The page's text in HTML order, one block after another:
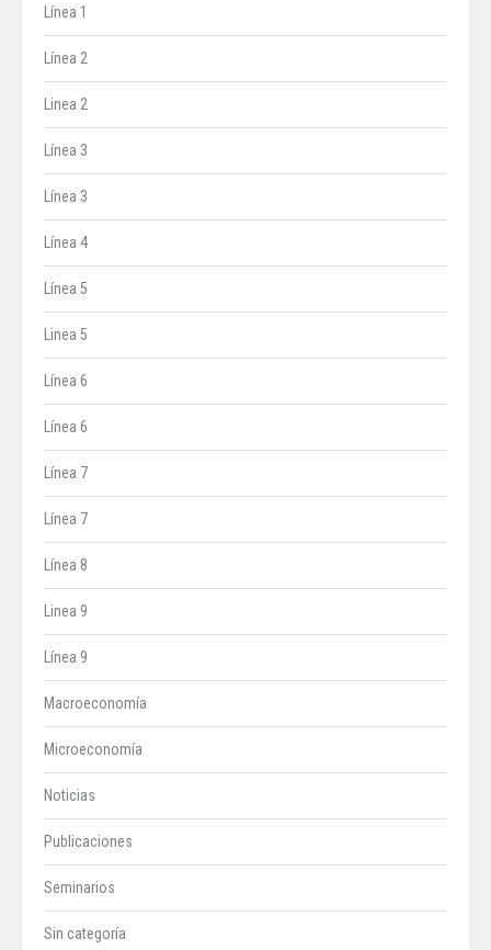
Línea 1
Línea 2
Linea 2
Línea 3
Línea 3
Línea 4
Línea 5
Linea 5
Línea 6
Línea 6
Línea 7
Línea 7
Línea 8
Linea 9
Línea 9
Macroeconomía
Microeconomía
Noticias
Publicaciones
Seminarios
Sin categoría